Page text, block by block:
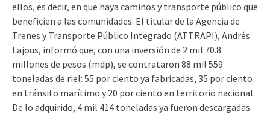
ellos, es decir, en que haya caminos y transporte público que
beneficien a las comunidades. El titular de la Agencia de
Trenes y Transporte Público Integrado (ATTRAPI), Andrés
Lajous, informó que, con una inversión de 2 mil 70.8
millones de pesos (mdp), se contrataron 88 mil 559
toneladas de riel: 55 por ciento ya fabricadas, 35 por ciento
en tránsito marítimo y 20 por ciento en territorio nacional.
De lo adquirido, 4 mil 414 toneladas ya fueron descargadas